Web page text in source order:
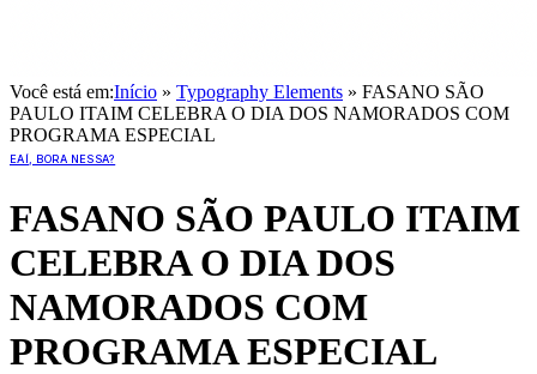
Você está em:Início » Typography Elements » FASANO SÃO
PAULO ITAIM CELEBRA O DIA DOS NAMORADOS COM
PROGRAMA ESPECIAL
EAÍ, BORA NESSA?
FASANO SÃO PAULO ITAIM
CELEBRA O DIA DOS
NAMORADOS COM
PROGRAMA ESPECIAL